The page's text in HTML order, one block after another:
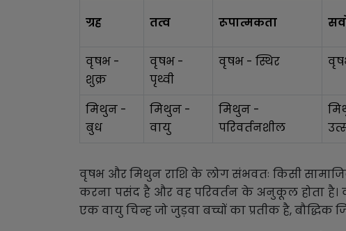
ग्रह तत्व रूपात्मकता
वृषभ -
शुक्र
वृषभ -
पृथ्वी
वृषभ - स्थिर
मिथुन -
बुध
मिथुन -
वायु
मिथुन -
परिवर्तनशील
वृषभ और मिथुन राशि के लोग संभवतः किसी
करना पसंद है और वह परिवर्तन के अनुकूल होता है।
एक वायु चिन्ह जो जुड़वा बच्चों का प्रतीक है,